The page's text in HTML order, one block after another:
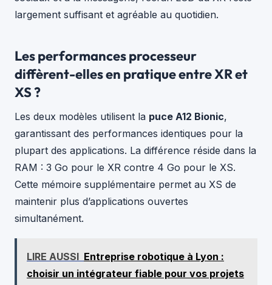
largement suffisant et agréable au quotidien.
Les performances processeur
diffèrent-elles en pratique entre XR et
XS ?
Les deux modèles utilisent la puce A12 Bionic,
garantissant des performances identiques pour la
plupart des applications. La différence réside dans la
RAM : 3 Go pour le XR contre 4 Go pour le XS.
Cette mémoire supplémentaire permet au XS de
maintenir plus d’applications ouvertes
simultanément.
LIRE AUSSI Entreprise robotique à Lyon :
choisir un intégrateur fiable pour vos projets